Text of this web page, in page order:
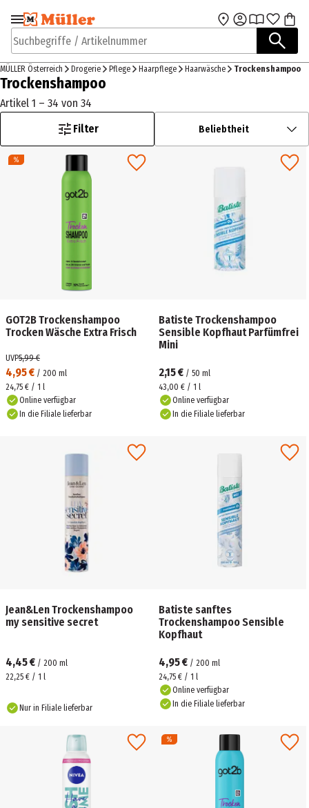
Zur Navigation
springen
Zum Hauptinhalt
Suchbegriffe / Artikelnummer
MÜLLER Österreich Drogerie Pflege Haarpflege Haarwäsche Trockenshampoo
Trockenshampoo
Artikel 1 – 34 von 34
Filter
Beliebtheit
GOT2B Trockenshampoo
Trocken Wäsche Extra Frisch
4,95 € / 200 ml
UVP5,99 €
24,75 € / 1 l
Online verfügbar
In die Filiale lieferbar
Batiste Trockenshampoo
Sensible Kopfhaut Parfümfrei
Mini
2,15 € / 50 ml
43,00 € / 1 l
Online verfügbar
In die Filiale lieferbar
Jean&Len Trockenshampoo
my sensitive secret
4,45 € / 200 ml
22,25 € / 1 l
Nur in Filiale lieferbar
Batiste sanftes
Trockenshampoo Sensible
Kopfhaut
4,95 € / 200 ml
24,75 € / 1 l
Online verfügbar
In die Filiale lieferbar